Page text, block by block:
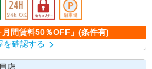
月間賃料50％OFF」(条件有)
を確認する